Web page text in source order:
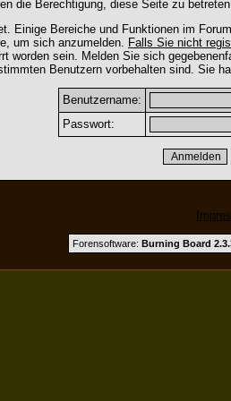
die Berechtigung, diese Seite zu
Einige Bereiche und Funktionen im
um sich anzumelden. Falls Sie nicht
worden sein. Melden Sie sich
Benutzern vorbehalten sind. Sie
Benutzername:
Passwort:
Forensoftware: Burning Board